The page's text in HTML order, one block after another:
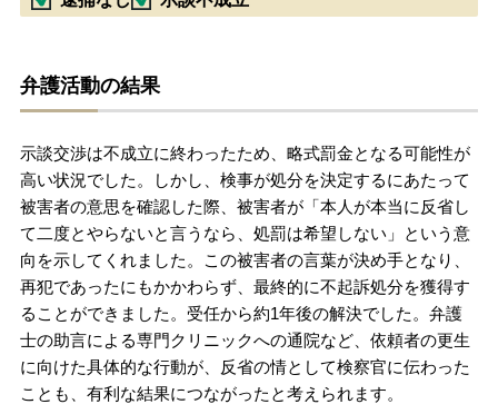
弁護活動の結果
示談交渉は不成立に終わったため、略式罰金となる可能性が
高い状況でした。しかし、検事が処分を決定するにあたって
被害者の意思を確認した際、被害者が「本人が本当に反省し
て二度とやらないと言うなら、処罰は希望しない」という意
向を示してくれました。この被害者の言葉が決め手となり、
再犯であったにもかかわらず、最終的に不起訴処分を獲得す
ることができました。受任から約1年後の解決でした。弁護
士の助言による専門クリニックへの通院など、依頼者の更生
に向けた具体的な行動が、反省の情として検察官に伝わった
ことも、有利な結果につながったと考えられます。